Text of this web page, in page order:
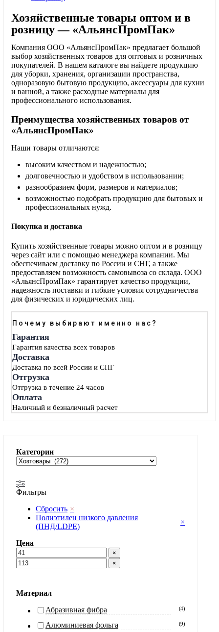
Хозяйственные товары оптом и в
розницу — «АльянсПромПак»
Компания ООО «АльянсПромПак» предлагает большой
выбор хозяйственных товаров для оптовых и розничных
покупателей. В нашем каталоге вы найдете продукцию
для уборки, хранения, организации пространства,
одноразовую бытовую продукцию, аксессуары для кухни
и ванной, а также расходные материалы для
профессионального использования.
Преимущества хозяйственных товаров от
«АльянсПромПак»
Наши товары отличаются:
высоким качеством и надежностью;
долговечностью и удобством в использовании;
разнообразием форм, размеров и материалов;
возможностью подобрать продукцию для бытовых и
профессиональных нужд.
Покупка и доставка
Купить хозяйственные товары можно оптом и в розницу
через сайт или с помощью менеджера компании. Мы
обеспечиваем доставку по России и СНГ, а также
предоставляем возможность самовывоза со склада. ООО
«АльянсПромПак» гарантирует качество продукции,
надежность поставки и гибкие условия сотрудничества
для физических и юридических лиц.
Почему выбирают именно нас?
Гарантия
Гарантия качества всех товаров
Доставка
Доставка по всей России и СНГ
Отгрузка
Отгрузка в течение 24 часов
Оплата
Наличный и безналичный расчет
Категории
Фильтры
Сбросить ×
Полиэтилен низкого давления
(ПНД/LDPE)
×
Цена
×
×
Материал
Абразивная фибра
(4)
Алюминиевая фольга (9)